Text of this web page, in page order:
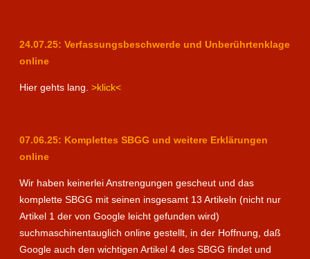
24.07.25: Verfassungsbeschwerde und Unberührtenklage
online
Hier gehts lang. >klick<
07.06.25: Komplettes SBGG und weitere Erklärungen
online
Wir haben keinerlei Anstrengungen gescheut und das
komplette SBGG mit seinen insgesamt 13 Artikeln (nicht nur
Artikel 1 der von Google leicht gefunden wird)
suchmaschinentauglich online gestellt, in der Hoffnung, daß
Google auch den wichtigen Artikel 4 des SBGG findet und